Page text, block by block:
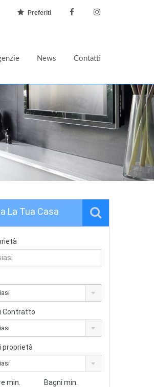
Preferiti
News Contatti
La Tua Casa
Contratto
proprietà
min. Bagni min.